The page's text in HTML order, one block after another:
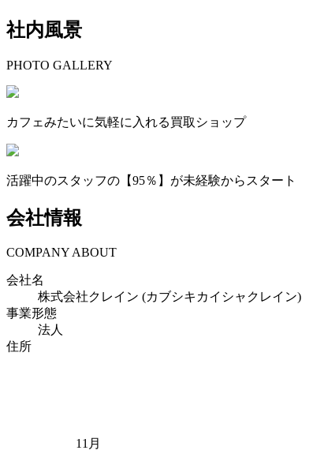
社内風景
PHOTO GALLERY
カフェみたいに気軽に入れる買取ショップ
活躍中のスタッフの【95％】が未経験からスタート
会社情報
COMPANY ABOUT
会社名
株式会社クレイン (カブシキカイシャクレイン)
事業形態
法人
住所
2005年11月